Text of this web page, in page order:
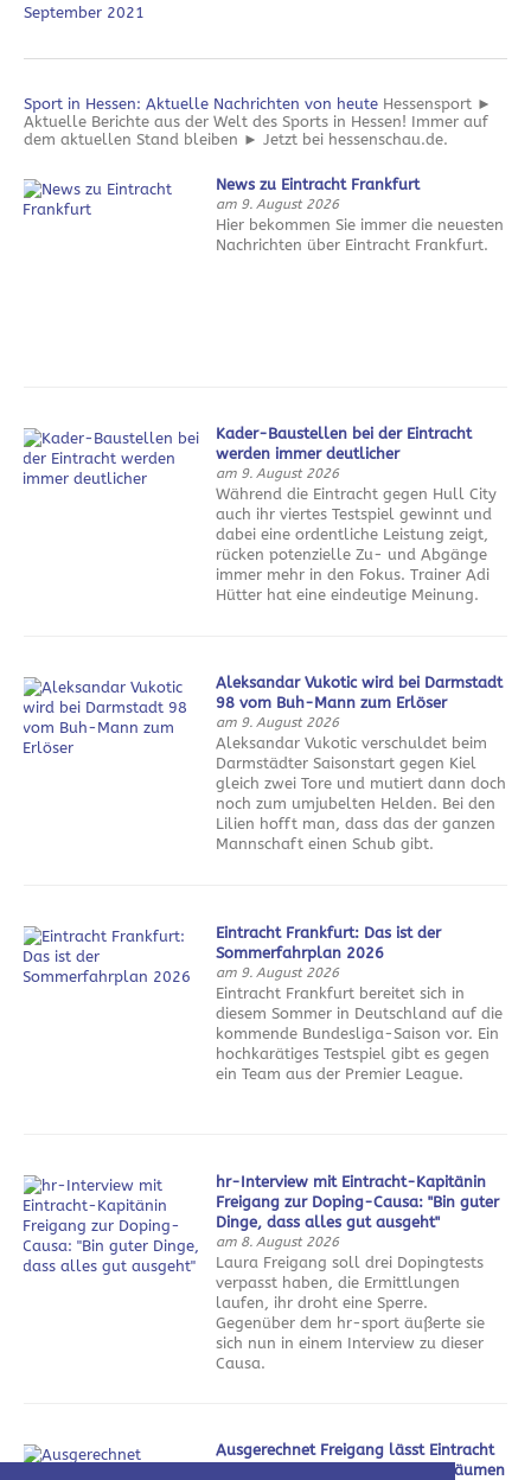
September 2021
Sport in Hessen: Aktuelle Nachrichten von heute Hessensport ►
Aktuelle Berichte aus der Welt des Sports in Hessen! Immer auf
dem aktuellen Stand bleiben ► Jetzt bei hessenschau.de.
News zu Eintracht Frankfurt
am 9. August 2026
Hier bekommen Sie immer die neuesten
Nachrichten über Eintracht Frankfurt.
Kader-Baustellen bei der Eintracht
werden immer deutlicher
am 9. August 2026
Während die Eintracht gegen Hull City
auch ihr viertes Testspiel gewinnt und
dabei eine ordentliche Leistung zeigt,
rücken potenzielle Zu- und Abgänge
immer mehr in den Fokus. Trainer Adi
Hütter hat eine eindeutige Meinung.
Aleksandar Vukotic wird bei Darmstadt
98 vom Buh-Mann zum Erlöser
am 9. August 2026
Aleksandar Vukotic verschuldet beim
Darmstädter Saisonstart gegen Kiel
gleich zwei Tore und mutiert dann doch
noch zum umjubelten Helden. Bei den
Lilien hofft man, dass das der ganzen
Mannschaft einen Schub gibt.
Eintracht Frankfurt: Das ist der
Sommerfahrplan 2026
am 9. August 2026
Eintracht Frankfurt bereitet sich in
diesem Sommer in Deutschland auf die
kommende Bundesliga-Saison vor. Ein
hochkarätiges Testspiel gibt es gegen
ein Team aus der Premier League.
hr-Interview mit Eintracht-Kapitänin
Freigang zur Doping-Causa: "Bin guter
Dinge, dass alles gut ausgeht"
am 8. August 2026
Laura Freigang soll drei Dopingtests
verpasst haben, die Ermittlungen
laufen, ihr droht eine Sperre.
Gegenüber dem hr-sport äußerte sie
sich nun in einem Interview zu dieser
Causa.
Ausgerechnet Freigang lässt Eintracht
weiter von Champions League träumen